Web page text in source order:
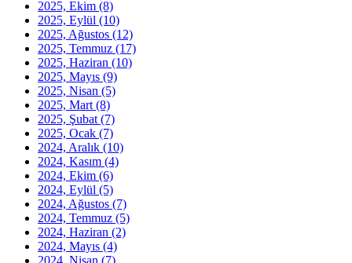
2025, Ekim (8)
2025, Eylül (10)
2025, Ağustos (12)
2025, Temmuz (17)
2025, Haziran (10)
2025, Mayıs (9)
2025, Nisan (5)
2025, Mart (8)
2025, Şubat (7)
2025, Ocak (7)
2024, Aralık (10)
2024, Kasım (4)
2024, Ekim (6)
2024, Eylül (5)
2024, Ağustos (7)
2024, Temmuz (5)
2024, Haziran (2)
2024, Mayıs (4)